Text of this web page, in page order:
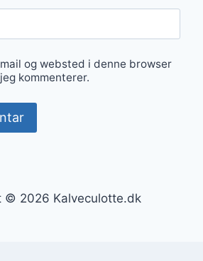
og websted i denne browser
kommenterer.
© 2026 Kalveculotte.dk